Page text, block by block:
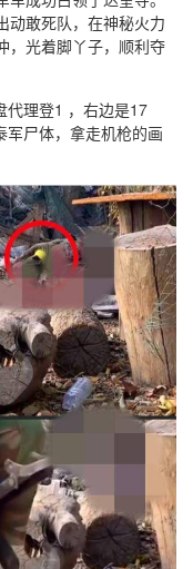
动敢死队，在神秘火力
，光着脚丫子，顺利夺
代理登1 ，右边是17
军尸体，拿走机枪的画